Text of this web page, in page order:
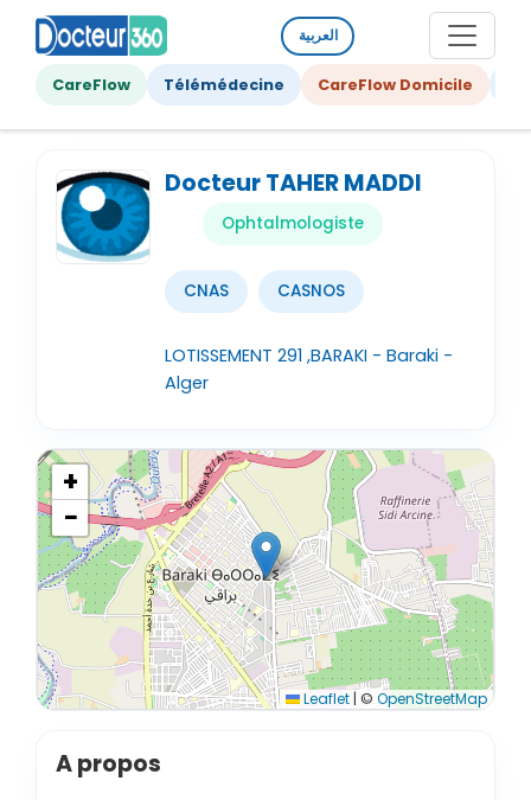
العربية
CareFlow Télémédecine CareFlow Domicile
Docteur TAHER MADDI
Ophtalmologiste
CNAS CASNOS
LOTISSEMENT 291 ,BARAKI - Baraki -
Alger
+
−
Leaflet | © OpenStreetMap
A propos